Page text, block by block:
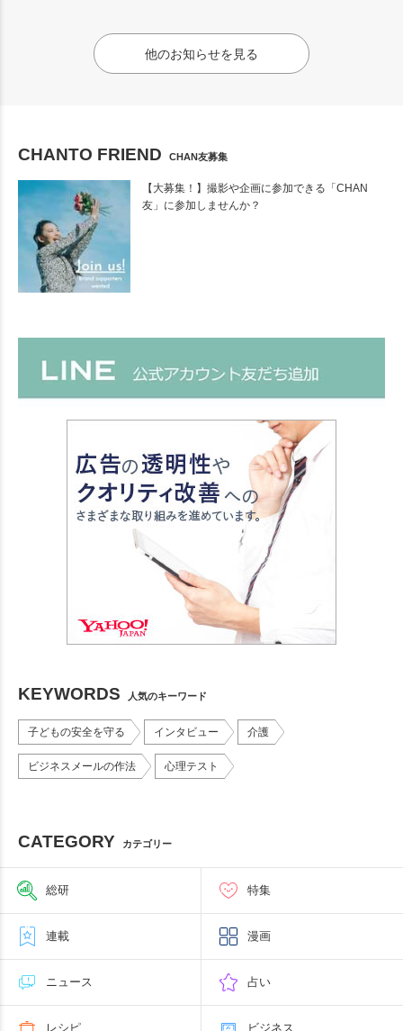
他のお知らせを見る
CHANTO FRIEND CHAN友募集
【大募集！】撮影や企画に参加できる「CHAN
友」に参加しませんか？
KEYWORDS 人気のキーワード
子どもの安全を守る インタビュー 介護
ビジネスメールの作法 心理テスト
CATEGORY カテゴリー
総研 特集
連載 漫画
ニュース 占い
レシピ ビジネス